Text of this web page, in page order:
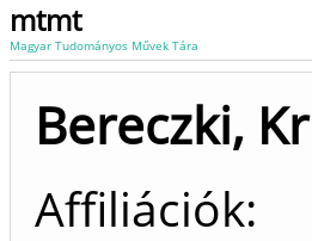
mtmt
Magyar Tudományos Művek Tára
Bereczki,
Affiliációk